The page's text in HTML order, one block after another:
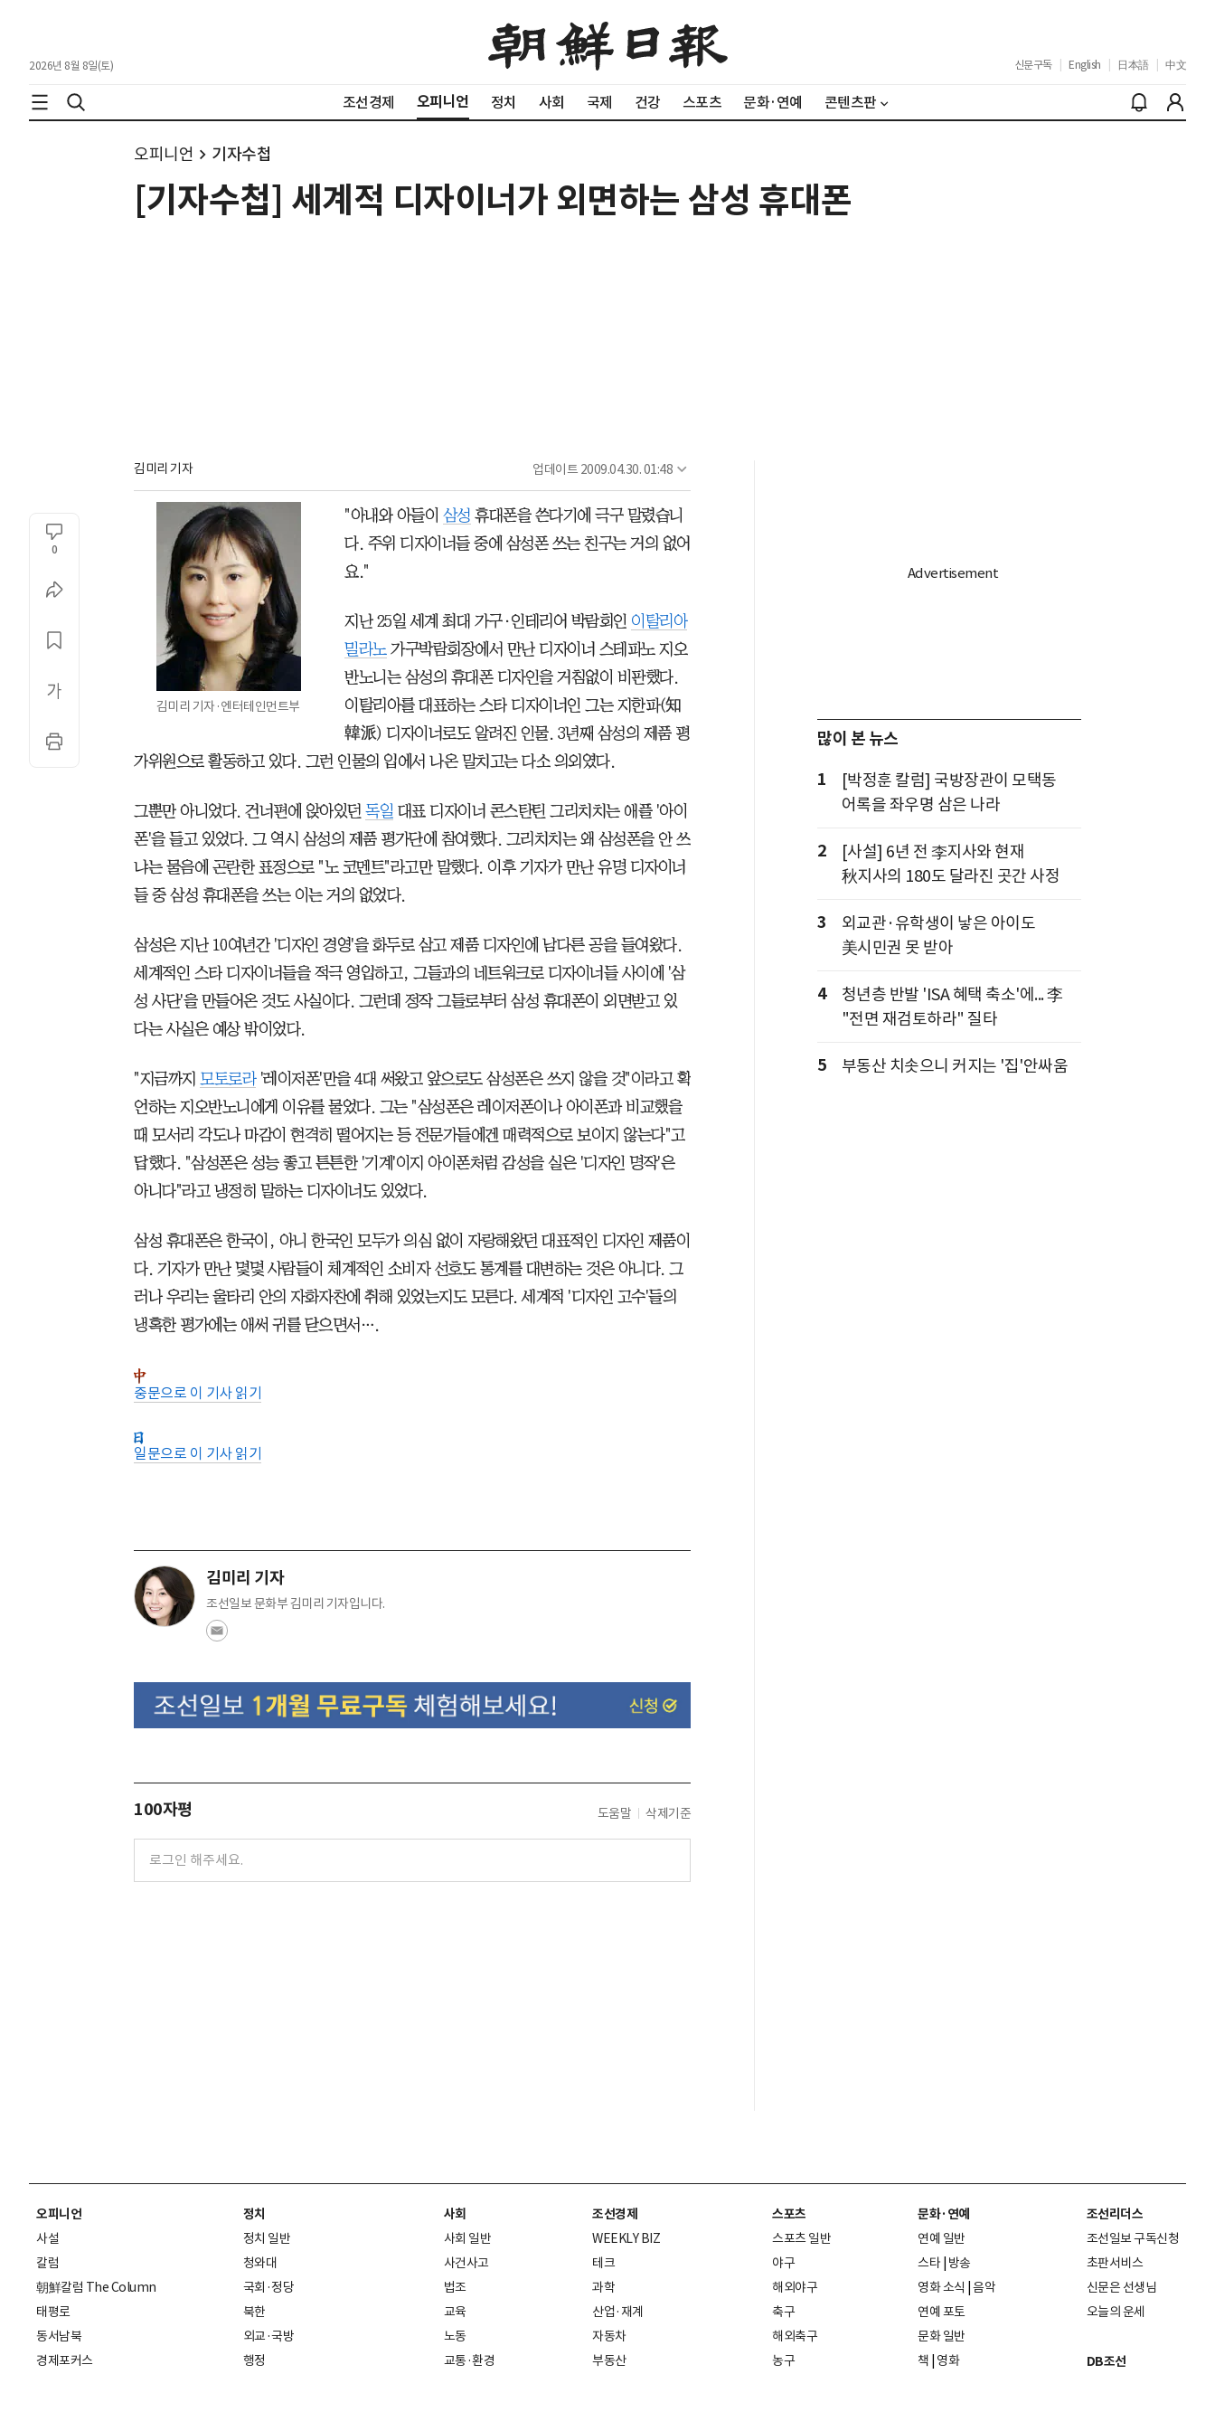
2026년 8월 8일(토) 신문구독 English 日本語 中文
조선경제 오피니언 정치 사회 국제 건강 스포츠 문화·연예 콘텐츠판
오피니언 기자수첩
[기자수첩] 세계적 디자이너가 외면하는 삼성 휴대폰
김미리 기자 업데이트 2009.04.30. 01:48
0
김미리 기자·엔터테인먼트부
"아내와 아들이 삼성 휴대폰을 쓴다기에 극구 말렸습니
다. 주위 디자이너들 중에 삼성폰 쓰는 친구는 거의 없어
요."
지난 25일 세계 최대 가구·인테리어 박람회인 이탈리아
밀라노가구박람회장에서 만난 디자이너 스테파노 지오
반노니는 삼성의 휴대폰 디자인을 거침없이 비판했다.
이탈리아를 대표하는 스타 디자이너인 그는 지한파(知
韓派) 디자이너로도 알려진 인물. 3년째 삼성의 제품 평
가위원으로 활동하고 있다. 그런 인물의 입에서 나온 말치고는 다소 의외였다.
그뿐만 아니었다. 건너편에 앉아있던 독일 대표 디자이너 콘스탄틴 그리치치는 애플 '아이
폰'을 들고 있었다. 그 역시 삼성의 제품 평가단에 참여했다. 그리치치는 왜 삼성폰을 안 쓰
냐는 물음에 곤란한 표정으로 "노 코멘트"라고만 말했다. 이후 기자가 만난 유명 디자이너
들 중 삼성 휴대폰을 쓰는 이는 거의 없었다.
삼성은 지난 10여년간 '디자인 경영'을 화두로 삼고 제품 디자인에 남다른 공을 들여왔다.
세계적인 스타 디자이너들을 적극 영입하고, 그들과의 네트워크로 디자이너들 사이에 '삼
성 사단'을 만들어온 것도 사실이다. 그런데 정작 그들로부터 삼성 휴대폰이 외면받고 있
다는 사실은 예상 밖이었다.
"지금까지 모토로라'레이저폰'만을 4대 써왔고 앞으로도 삼성폰은 쓰지 않을 것"이라고 확
언하는 지오반노니에게 이유를 물었다. 그는 "삼성폰은 레이저폰이나 아이폰과 비교했을
때 모서리 각도나 마감이 현격히 떨어지는 등 전문가들에겐 매력적으로 보이지 않는다"고
답했다. "삼성폰은 성능 좋고 튼튼한 '기계'이지 아이폰처럼 감성을 실은 '디자인 명작'은
아니다"라고 냉정히 말하는 디자이너도 있었다.
삼성 휴대폰은 한국이, 아니 한국인 모두가 의심 없이 자랑해왔던 대표적인 디자인 제품이
다. 기자가 만난 몇몇 사람들이 체계적인 소비자 선호도 통계를 대변하는 것은 아니다. 그
러나 우리는 울타리 안의 자화자찬에 취해 있었는지도 모른다. 세계적 '디자인 고수'들의
냉혹한 평가에는 애써 귀를 닫으면서….
중문으로 이 기사 읽기
일문으로 이 기사 읽기
김미리 기자
조선일보 문화부 김미리 기자입니다.
100자평 도움말 삭제기준
많이 본 뉴스
1
[박정훈 칼럼] 국방장관이 모택동
어록을 좌우명 삼은 나라
2
[사설] 6년 전 李지사와 현재
秋지사의 180도 달라진 곳간 사정
3
외교관·유학생이 낳은 아이도
美시민권 못 받아
4
청년층 반발 'ISA 혜택 축소'에... 李
"전면 재검토하라" 질타
5 부동산 치솟으니 커지는 '집'안싸움
오피니언
사설
칼럼
朝鮮칼럼 The Column
태평로
동서남북
경제포커스
정치
정치 일반
청와대
국회·정당
북한
외교·국방
행정
사회
사회 일반
사건사고
법조
교육
노동
교통·환경
조선경제
WEEKLY BIZ
테크
과학
산업·재계
자동차
부동산
스포츠
스포츠 일반
야구
해외야구
축구
해외축구
농구
문화·연예
연예 일반
스타 방송
영화 소식 음악
연예 포토
문화 일반
책
영화
조선리더스
조선일보 구독신청
초판서비스
신문은 선생님
오늘의 운세
DB조선